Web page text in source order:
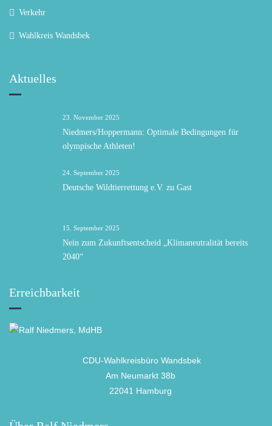
Verkehr
Wahlkreis Wandsbek
Aktuelles
23. November 2025
Niedmers/Hoppermann: Optimale Bedingungen für
olympische Athleten!
24. September 2025
Deutsche Wildtierrettung e.V. zu Gast
15. September 2025
Nein zum Zukunftsentscheid „Klimaneutralität bereits
2040“
Erreichbarkeit
CDU-Wahlkreisbüro Wandsbek
Am Neumarkt 38b
22041 Hamburg